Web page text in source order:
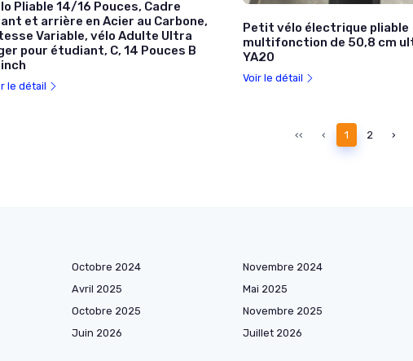
Pliable 14/16 Pouces, Cadre
et arrière en Acier au Carbone,
Variable, vélo Adulte Ultra
pour étudiant, C, 14 Pouces B
le détail
Petit vélo électrique pliable
multifonction de 50,8 cm
YA20
Voir le détail
‹‹ ‹ 1 2 ›
Octobre 2024 Novembre 2024
Avril 2025 Mai 2025
Octobre 2025 Novembre 2025
Juin 2026 Juillet 2026